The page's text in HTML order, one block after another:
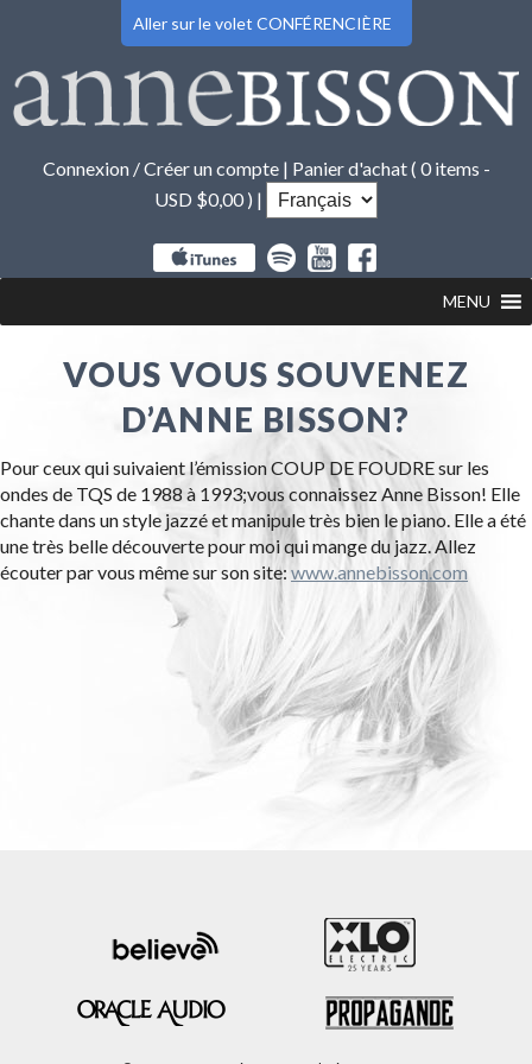
Aller sur le volet CONFÉRENCIÈRE
Connexion / Créer un compte| Panier d'achat ( 0 items -
USD $0,00 ) |
MENU
VOUS VOUS SOUVENEZ
D’ANNE BISSON?
Pour ceux qui suivaient l’émission COUP DE FOUDRE sur les
ondes de TQS de 1988 à 1993;vous connaissez Anne Bisson! Elle
chante dans un style jazzé et manipule très bien le piano. Elle a été
une très belle découverte pour moi qui mange du jazz. Allez
écouter par vous même sur son site: www.annebisson.com